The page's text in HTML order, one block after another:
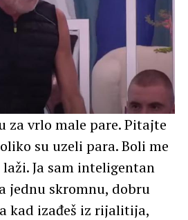
za vrlo male pare. Pitajte
su uzeli para. Boli me
Ja sam inteligentan
jednu skromnu, dobru
kad izađeš iz rijalitija,